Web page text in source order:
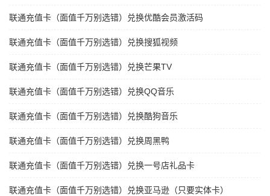
联通充值卡（面值千万别选错）兑换优酷会员激活码
联通充值卡（面值千万别选错）兑换搜狐视频
联通充值卡（面值千万别选错）兑换芒果TV
联通充值卡（面值千万别选错）兑换QQ音乐
联通充值卡（面值千万别选错）兑换酷狗音乐
联通充值卡（面值千万别选错）兑换周黑鸭
联通充值卡（面值千万别选错）兑换一号店礼品卡
联通充值卡（面值千万别选错）兑换亚马逊（只要实体卡）